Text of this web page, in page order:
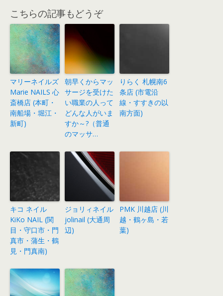
こちらの記事もどうぞ
マリーネイルズ
Marie NAILS 心
斎橋店 (本町・
南船場・堀江・
新町)
朝早くからマッ
サージを受けた
い職業の人って
どんな人がいま
すか～?（普通
のマッサ…
りらく 札幌南6
条店 (市電沿
線・すすきの以
南方面)
キコ ネイル
KiKo NAIL (関
目・守口市・門
真市・蒲生・鶴
見・門真南)
ジョリィネイル
jolinail (大通周
辺)
PMK 川越店 (川
越・鶴ヶ島・若
葉)